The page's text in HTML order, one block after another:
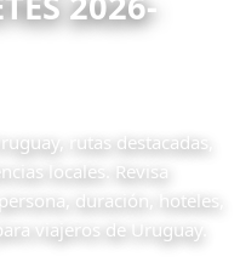
rutas destacadas,
locales. Revisa
duración, hoteles,
viajeros de Uruguay.